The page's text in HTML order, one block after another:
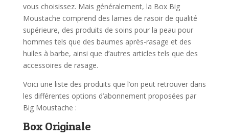
vous choisissez. Mais généralement, la Box Big
Moustache comprend des lames de rasoir de qualité
supérieure, des produits de soins pour la peau pour
hommes tels que des baumes après-rasage et des
huiles à barbe, ainsi que d’autres articles tels que des
accessoires de rasage.
Voici une liste des produits que l’on peut retrouver dans
les différentes options d’abonnement proposées par
Big Moustache :
Box Originale